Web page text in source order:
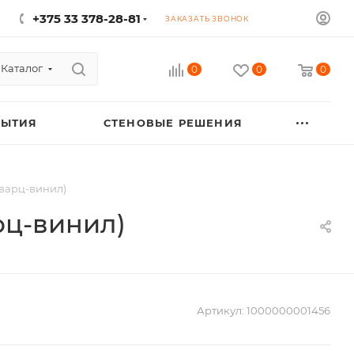
+375 33 378-28-81 ЗАКАЗАТЬ ЗВОНОК
Каталог 0 0 0
СТЕНОВЫЕ РЕШЕНИЯ
винил)
винил)
Артикул: 1000000001456